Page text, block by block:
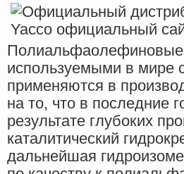
используемыми в мире
применяются в
на то, что в последние
результате глубоких
каталитический
дальнейшая